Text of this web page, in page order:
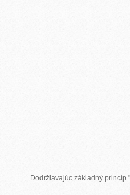
Dodržiavajúc základný princíp